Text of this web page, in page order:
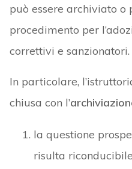
può essere archiviato o
procedimento per
correttivi e sanzionatori.
In particolare,
chiusa con l’
la questione
risulta